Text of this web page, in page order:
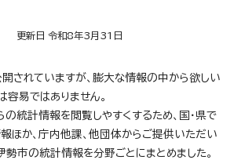
更新日 令和8年3月31日
されていますが、膨大な情報の中から欲しい
容易ではありません。
の統計情報を閲覧しやすくするため、国・県で
ほか、庁内他課、他団体からご提供いただい
勢市の統計情報を分野ごとにまとめました。